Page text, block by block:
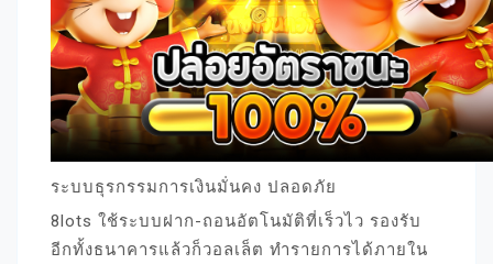
ระบบธุรกรรมการเงินมั่นคง ปลอดภัย
8lots ใช้ระบบฝาก-ถอนอัตโนมัติที่เร็วไว รองรับ
อีกทั้งธนาคารแล้วก็วอลเล็ต ทำรายการได้ภายใน